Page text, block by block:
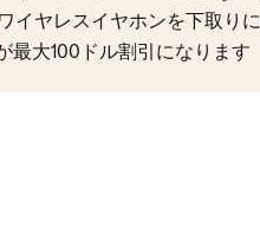
イヤレスイヤホンを下取り
最大100ドル割引になります